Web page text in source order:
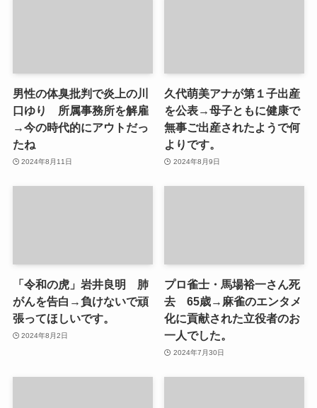
男性の体臭批判で炎上の川
口ゆり 所属事務所を解雇
→今の時代的にアウトだっ
たね
2024年8月11日
久代萌美アナが第１子出産
を公表→母子ともに健康で
無事ご出産されたようで何
よりです。
2024年8月9日
「令和の虎」岩井良明 肺
がんを告白→負けないで頑
張ってほしいです。
2024年8月2日
プロ雀士・馬場裕一さん死
去 65歳→麻雀のエンタメ
化に貢献された立役者のお
一人でした。
2024年7月30日